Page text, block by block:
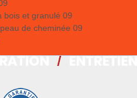
bois et granulé 09
de cheminée 09